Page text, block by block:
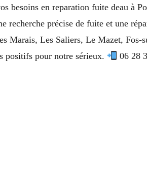
besoins en reparation fuite deau à
recherche précise de fuite et une
Marais, Les Saliers, Le Mazet,
positifs pour notre sérieux.
06 28